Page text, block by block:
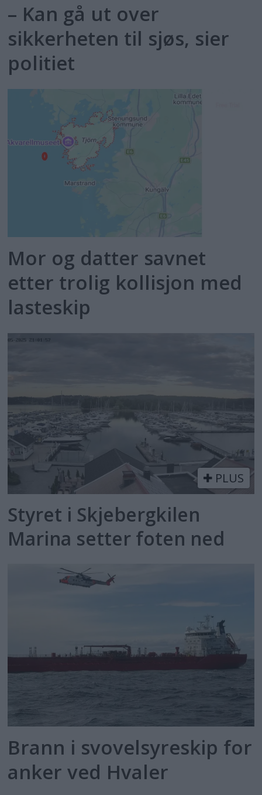
– Kan gå ut over
sikkerheten til sjøs, sier
politiet
Mor og datter savnet
etter trolig kollisjon med
lasteskip
PLUS
Styret i Skjebergkilen
Marina setter foten ned
Brann i svovelsyreskip for
anker ved Hvaler